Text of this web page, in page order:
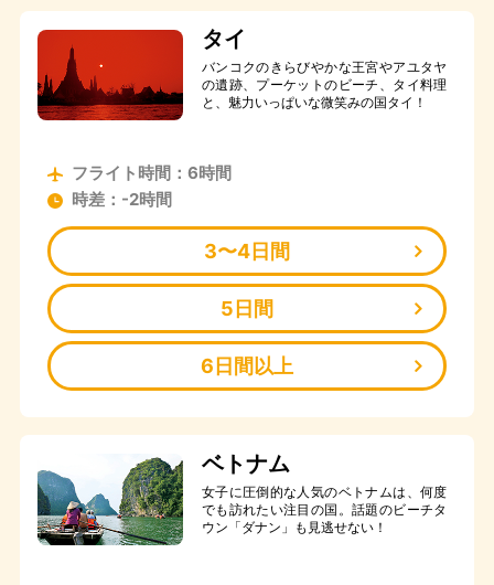
タイ
バンコクのきらびやかな王宮やアユタヤ
の遺跡、プーケットのビーチ、タイ料理
と、魅力いっぱいな微笑みの国タイ！
フライト時間：6時間
時差：-2時間
3〜4日間
5日間
6日間以上
ベトナム
女子に圧倒的な人気のベトナムは、何度
でも訪れたい注目の国。話題のビーチタ
ウン「ダナン」も見逃せない！